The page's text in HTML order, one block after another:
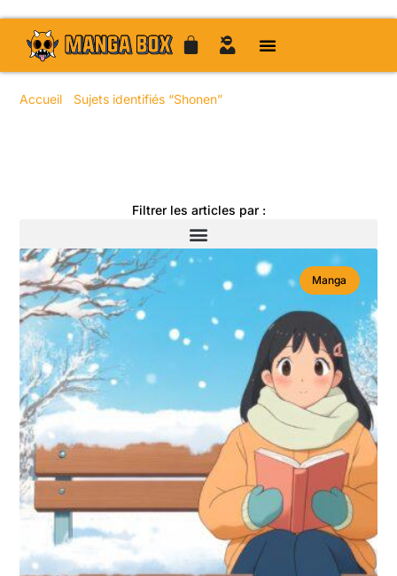
Accueil Sujets identifiés “Shonen”
Filtrer les articles par :
Manga